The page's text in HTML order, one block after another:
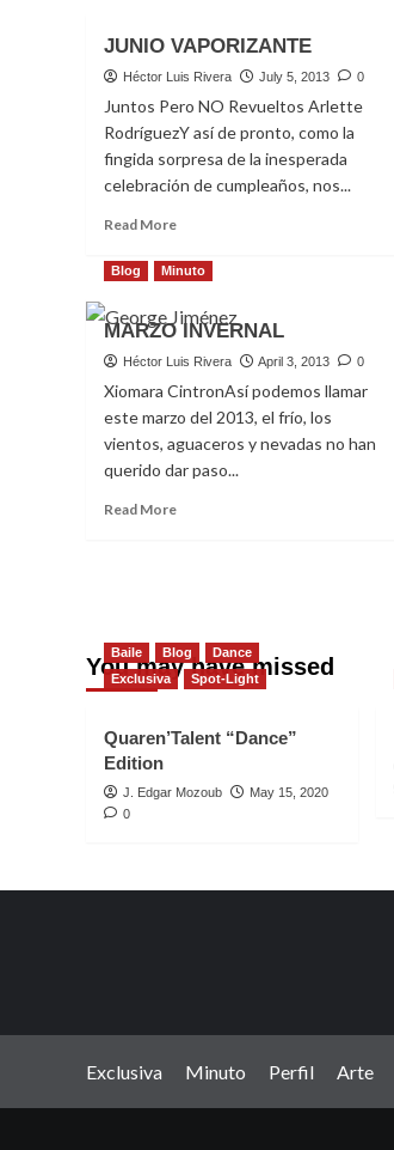
mejor
del
teatro
el
2013
JUNIO VAPORIZANTE
Héctor Luis Rivera July 5, 2013 0
Juntos Pero NO Revueltos Arlette
RodríguezY así de pronto, como la
fingida sorpresa de la inesperada
celebración de cumpleaños, nos...
Read MoreRead
about
VAPORIZANTE
Blog Minuto
MARZO INVERNAL
Héctor Luis Rivera April 3, 2013 0
Xiomara CintronAsí podemos llamar
este marzo del 2013, el frío, los
vientos, aguaceros y nevadas no han
querido dar paso...
Read MoreRead
You may have missed
Baile Blog
Dance
Exclusiva
Spot-Light
Quaren’Talent “Dance”
Edition
J. Edgar Mozoub
May 15, 2020
0
Exclusiva Minuto Perfil Arte